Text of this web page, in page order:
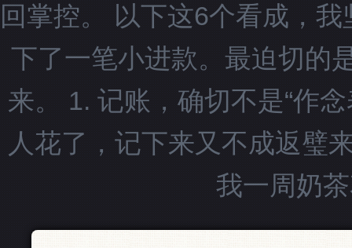
回掌控。 以下这6个看成，
下了一笔小进款。最迫切的
来。 1. 记账，确切不是“作
人花了，记下来又不成返璧
我一周奶